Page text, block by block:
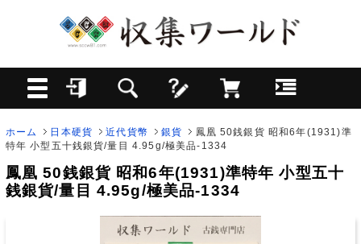
ホーム 日本硬貨 近代貨幣 銀貨
鳳凰 50銭銀貨 昭和6年(1931)準
特年 小型五十銭銀貨/量目 4.95g/極美品-1334
鳳凰 50銭銀貨 昭和6年(1931)準特年 小型五十
銭銀貨/量目 4.95g/極美品-1334